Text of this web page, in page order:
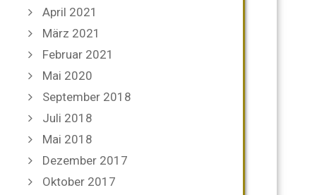
April 2021
März 2021
Februar 2021
Mai 2020
September 2018
Juli 2018
Mai 2018
Dezember 2017
Oktober 2017